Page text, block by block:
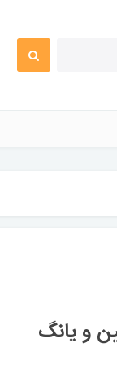
و یانگ